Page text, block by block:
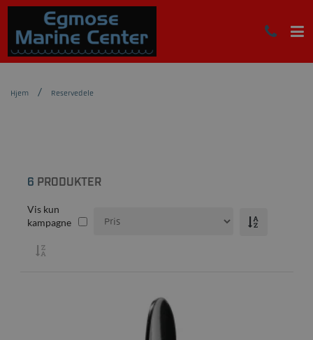
Hjem Reservedele
6 PRODUKTER
Vis kun
kampagne